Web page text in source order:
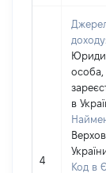
4
доходу:
особа,
в
Код в